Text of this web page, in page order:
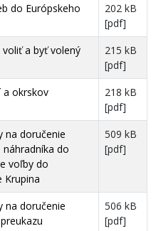
do Európskeho
202 kB
[pdf]
a byť volený
215 kB
[pdf]
a okrskov
218 kB
[pdf]
na doručenie
do
voľby do
Krupina
509 kB
[pdf]
na doručenie
506 kB
[pdf]